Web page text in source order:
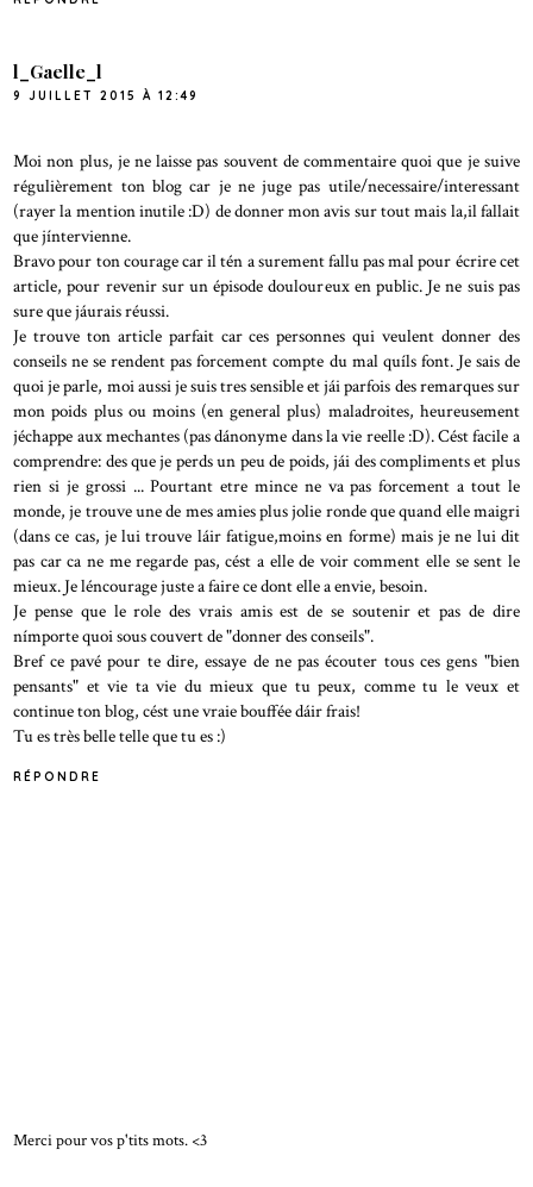
l_Gaelle_l
9 JUILLET 2015 À 12:49
Moi non plus, je ne laisse pas souvent de commentaire quoi que je suive
régulièrement ton blog car je ne juge pas utile/necessaire/interessant
(rayer la mention inutile :D) de donner mon avis sur tout mais la,il fallait
que jíntervienne.
Bravo pour ton courage car il tén a surement fallu pas mal pour écrire cet
article, pour revenir sur un épisode douloureux en public. Je ne suis pas
sure que jáurais réussi.
Je trouve ton article parfait car ces personnes qui veulent donner des
conseils ne se rendent pas forcement compte du mal quíls font. Je sais de
quoi je parle, moi aussi je suis tres sensible et jái parfois des remarques sur
mon poids plus ou moins (en general plus) maladroites, heureusement
jéchappe aux mechantes (pas dánonyme dans la vie reelle :D). Cést facile a
comprendre: des que je perds un peu de poids, jái des compliments et plus
rien si je grossi ... Pourtant etre mince ne va pas forcement a tout le
monde, je trouve une de mes amies plus jolie ronde que quand elle maigri
(dans ce cas, je lui trouve láir fatigue,moins en forme) mais je ne lui dit
pas car ca ne me regarde pas, cést a elle de voir comment elle se sent le
mieux. Je léncourage juste a faire ce dont elle a envie, besoin.
Je pense que le role des vrais amis est de se soutenir et pas de dire
nímporte quoi sous couvert de "donner des conseils".
Bref ce pavé pour te dire, essaye de ne pas écouter tous ces gens "bien
pensants" et vie ta vie du mieux que tu peux, comme tu le veux et
continue ton blog, cést une vraie bouffée dáir frais!
Tu es très belle telle que tu es :)
RÉPONDRE
Merci pour vos p'tits mots. <3